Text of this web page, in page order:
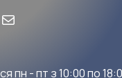
Mail
пн - пт з 10:00 по